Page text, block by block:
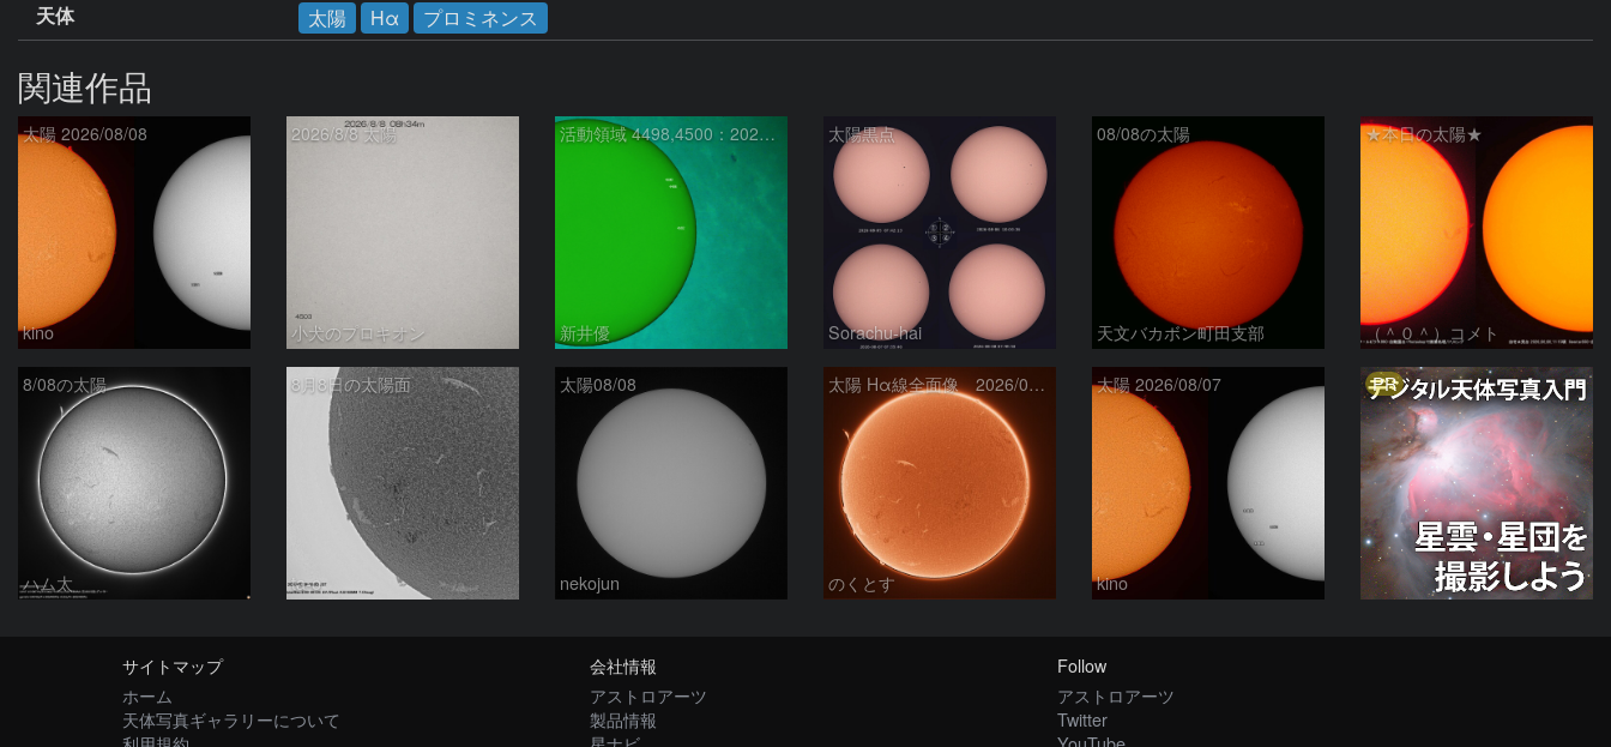
天体
太陽 Hα プロミネンス
関連作品
太陽 2026/08/08
kino
2026/8/8 太陽
小犬のプロキオン
活動領域 4498,4500：2026/08/08
新井優
太陽黒点
Sorachu-hai
08/08の太陽
天文バカボン町田支部
★本日の太陽★
（＾０＾）コメト
8/08の太陽
ハム太
8月8日の太陽面
ta-o
太陽08/08
nekojun
太陽 Hα線全面像 2026/08/08
のくとす
太陽 2026/08/07
kino
PR
サイトマップ
ホーム
天体写真ギャラリーについて
会社情報
アストロアーツ
製品情報
Follow
アストロアーツ
Twitter